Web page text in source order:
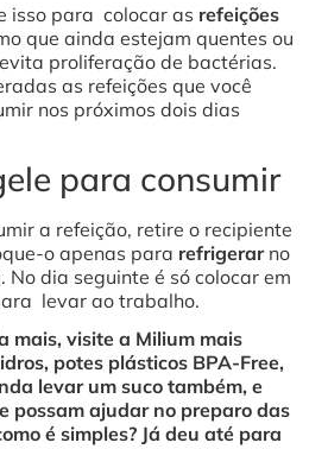
isso para colocar as refeições
que ainda estejam quentes ou
proliferação de bactérias.
as refeições que você
nos próximos dois dias
para consumir
a refeição, retire o recipiente
o apenas para refrigerarno
. No dia seguinte é só colocar em
levar ao trabalho.
mais, visite a Milium mais
potes plásticos BPA-Free,
levar um suco também, e
possam ajudar no preparo das
é simples? Já deu até para